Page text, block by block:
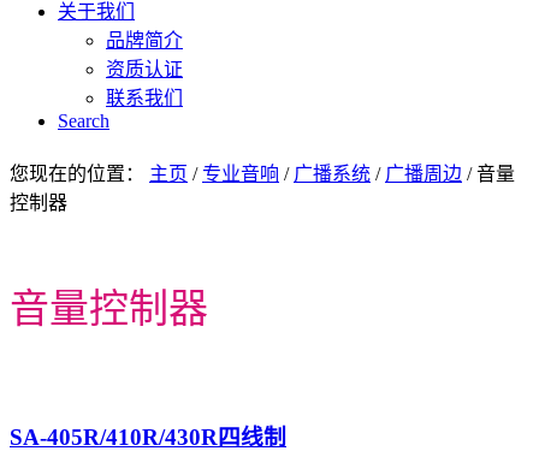
关于我们
品牌简介
资质认证
联系我们
Search
您现在的位置： 主页 / 专业音响 / 广播系统 / 广播周边 / 音量
控制器
音量控制器
SA-405R/410R/430R四线制